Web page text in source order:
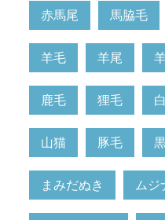
赤馬尾 馬脇毛
羊毛 羊尾
鹿毛 狸毛
山猫 豚毛
まみだぬき ムジ